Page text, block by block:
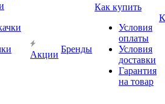
Акции
Бренды
Как купить
Условия
оплаты
Условия
доставки
Гарантия
на товар